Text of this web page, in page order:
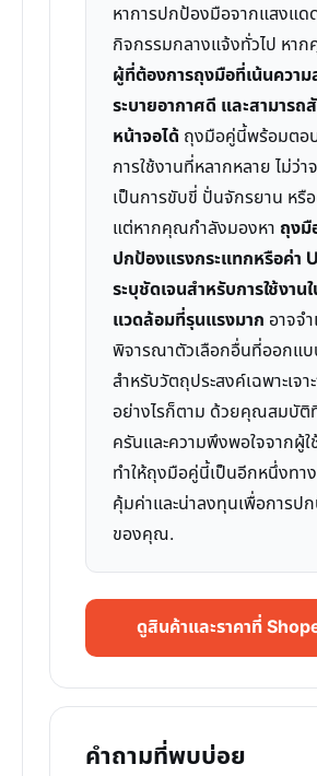
หาการปกป้องมือจากแสงแด
กิจกรรมกลางแจ้งทั่วไป หา
ผู้ที่ต้องการถุงมือที่เน้นความ
ระบายอากาศดี และสามารถ
หน้าจอได้ ถุงมือคู่นี้พร้อมตอ
การใช้งานที่หลากหลาย ไม่ว่า
เป็นการขับขี่ ปั่นจักรยาน หรื
แต่หากคุณกำลังมองหา ถุงมื
ปกป้องแรงกระแทกหรือค่า
ระบุชัดเจนสำหรับการใช้งาน
แวดล้อมที่รุนแรงมาก อาจจ
พิจารณาตัวเลือกอื่นที่ออกแ
สำหรับวัตถุประสงค์เฉพาะเจา
อย่างไรก็ตาม ด้วยคุณสมบัติ
ครันและความพึงพอใจจากผู้ใ
ทำให้ถุงมือคู่นี้เป็นอีกหนึ่งทา
คุ้มค่าและน่าลงทุนเพื่อการป
ของคุณ.
ดูสินค้าและราคาที่
คำถามที่พบบ่อย